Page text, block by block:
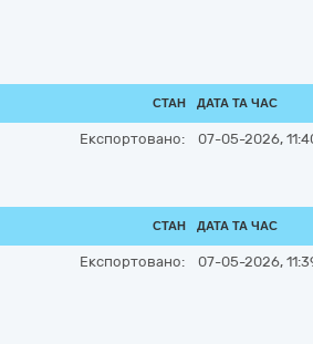
СТАН ДАТА ТА ЧАС
Експортовано: 07-05-2026,
СТАН ДАТА ТА ЧАС
Експортовано: 07-05-2026,